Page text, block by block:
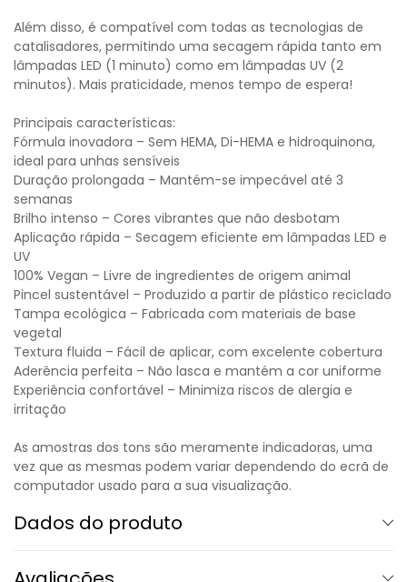
Além disso, é compatível com todas as tecnologias de
catalisadores, permitindo uma secagem rápida tanto em
lâmpadas LED (1 minuto) como em lâmpadas UV (2
minutos). Mais praticidade, menos tempo de espera!
Principais características:
Fórmula inovadora – Sem HEMA, Di-HEMA e hidroquinona,
ideal para unhas sensíveis
Duração prolongada – Mantém-se impecável até 3
semanas
Brilho intenso – Cores vibrantes que não desbotam
Aplicação rápida – Secagem eficiente em lâmpadas LED e
UV
100% Vegan – Livre de ingredientes de origem animal
Pincel sustentável – Produzido a partir de plástico reciclado
Tampa ecológica – Fabricada com materiais de base
vegetal
Textura fluida – Fácil de aplicar, com excelente cobertura
Aderência perfeita – Não lasca e mantém a cor uniforme
Experiência confortável – Minimiza riscos de alergia e
irritação
As amostras dos tons são meramente indicadoras, uma
vez que as mesmas podem variar dependendo do ecrã de
computador usado para a sua visualização.
Dados do produto